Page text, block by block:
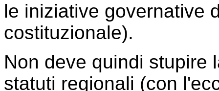
le iniziative governative
costituzionale).
Non deve quindi stupire
statuti regionali (con